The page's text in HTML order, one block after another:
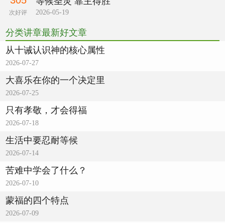
次好评 2026-05-19
分类讲章最新好文章
从十诫认识神的核心属性
2026-07-27
大喜乐在你的一个决定里
2026-07-25
只有孝敬，才会得福
2026-07-18
生活中要忍耐等候
2026-07-14
苦难中学会了什么？
2026-07-10
蒙福的四个特点
2026-07-09